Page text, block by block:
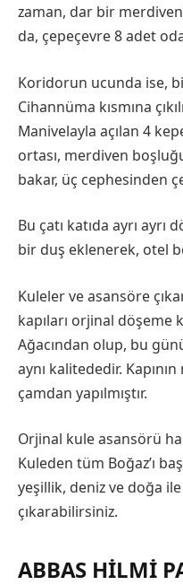
zaman, dar bir
da, çepeçevre 8 adet
Koridorun ucunda ise,
Cihannüma kısmına
Manivelayla açılan 4
ortası, merdiven
bakar, üç cephesinden
Bu çatı katıda ayrı
bir duş eklenerek, otel
Kuleler ve asansöre
kapıları orjinal döşeme
Ağacından olup, bu
aynı kalitededir.
çamdan yapılmıştır.
Orjinal kule asansörü
Kuleden tüm Boğaz’ı
yeşillik, deniz ve doğa ile
çıkarabilirsiniz.
ABBAS HILMI